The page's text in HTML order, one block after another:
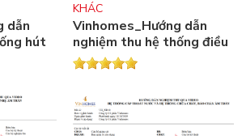
dẫn
hút
KHÁC
Vinhomes_Hướng dẫn
nghiệm thu hệ thống điều
hòa âm trần